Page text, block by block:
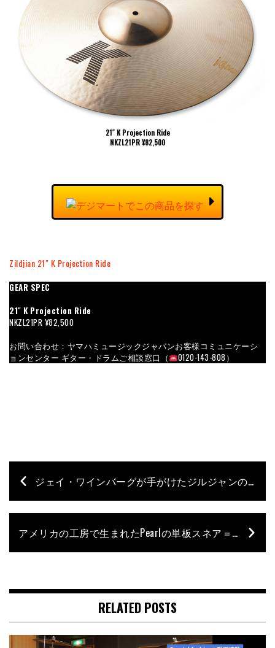
21″ K Projection Ride
NKZL21PR ¥82,500
Zildjian 21″ K Projection Ride
GEAR SPEC
21″ K Projection Ride
NKZL21PR ¥82,500
お問い合わせ：ヤマハミュージックジャパンお客様コミュニケーシ
ョンセンター ギター・ドラムご相談窓口（
0120-143-808）
ジェイ・ワインバーグが手がけたジルジャンの7″ FX Break Bellがリリース｜博士 山本拓矢が試したNEW PRODUCTS
アメリカの工房で生まれたPearlの単板スネア＝MUSIC CITY CUSTOMの厳選モデルが入荷｜博士 山本拓矢が試したNEW PRODUCTS
RELATED POSTS